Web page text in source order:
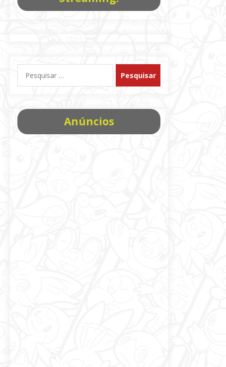
por:
Anúncios